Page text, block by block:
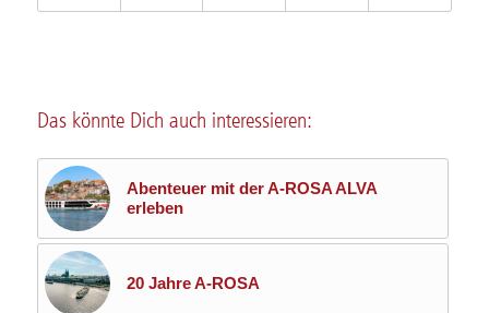
Das könnte Dich auch interessieren:
Abenteuer mit der A-ROSA ALVA
erleben
20 Jahre A-ROSA